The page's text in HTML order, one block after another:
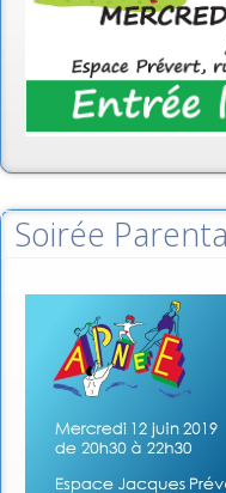
Soirée